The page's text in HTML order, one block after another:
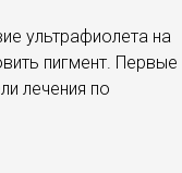
ультрафиолета на
пигмент. Первые
лечения по